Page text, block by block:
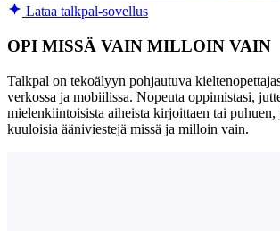
Lataa talkpal-sovellus
OPI MISSÄ VAIN MILLOIN VAIN
Talkpal on tekoälyyn pohjautuva
verkossa ja mobiilissa. Nopeuta oppimistasi,
mielenkiintoisista aiheista kirjoittaen tai puhuen,
kuuloisia ääniviestejä missä ja milloin vain.